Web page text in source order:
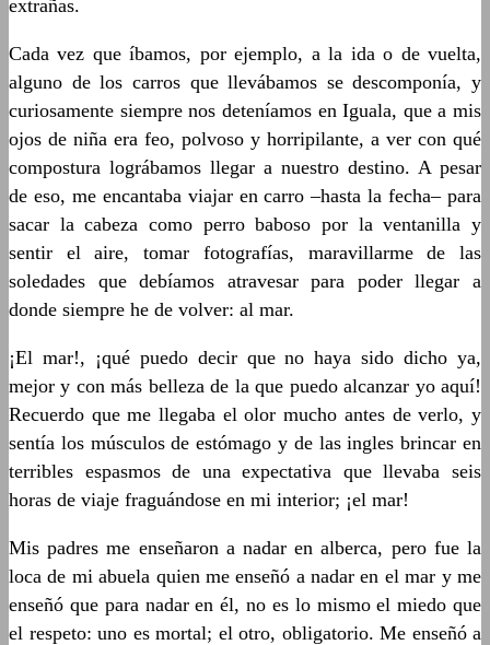
extrañas.
Cada vez que íbamos, por ejemplo, a la ida o de vuelta,
alguno de los carros que llevábamos se descomponía, y
curiosamente siempre nos deteníamos en Iguala, que a mis
ojos de niña era feo, polvoso y horripilante, a ver con qué
compostura lográbamos llegar a nuestro destino. A pesar
de eso, me encantaba viajar en carro –hasta la fecha– para
sacar la cabeza como perro baboso por la ventanilla y
sentir el aire, tomar fotografías, maravillarme de las
soledades que debíamos atravesar para poder llegar a
donde siempre he de volver: al mar.
¡El mar!, ¡qué puedo decir que no haya sido dicho ya,
mejor y con más belleza de la que puedo alcanzar yo aquí!
Recuerdo que me llegaba el olor mucho antes de verlo, y
sentía los músculos de estómago y de las ingles brincar en
terribles espasmos de una expectativa que llevaba seis
horas de viaje fraguándose en mi interior; ¡el mar!
Mis padres me enseñaron a nadar en alberca, pero fue la
loca de mi abuela quien me enseñó a nadar en el mar y me
enseñó que para nadar en él, no es lo mismo el miedo que
el respeto: uno es mortal; el otro, obligatorio. Me enseñó a